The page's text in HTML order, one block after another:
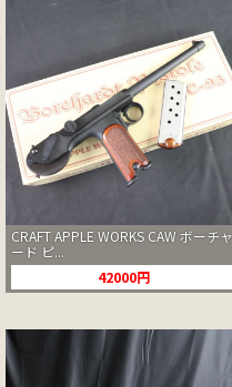
CRAFT APPLE WORKS CAW ボーチャ
ード ピ...
42000円